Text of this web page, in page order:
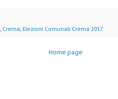
, Crema, Elezioni Comunali Crema 2017
Home page